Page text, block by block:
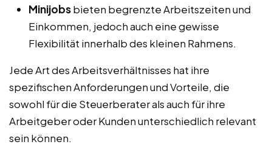
Minijobsbieten begrenzte Arbeitszeiten und
Einkommen, jedoch auch eine gewisse
Flexibilität innerhalb des kleinen Rahmens.
Jede Art des Arbeitsverhältnisses hat ihre
spezifischen Anforderungen und Vorteile, die
sowohl für die Steuerberater als auch für ihre
Arbeitgeber oder Kunden unterschiedlich relevant
sein können.